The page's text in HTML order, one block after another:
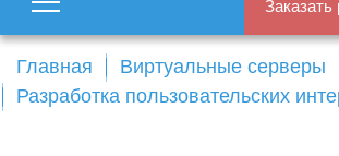
Заказать
Главная
Виртуальные серверы
Разработка пользовательских